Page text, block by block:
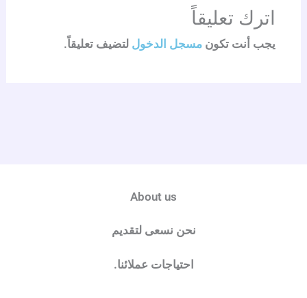
اترك تعليقاً
يجب أنت تكون مسجل الدخول لتضيف تعليقاً.
About us
نحن نسعى لتقديم
احتياجات عملائنا.